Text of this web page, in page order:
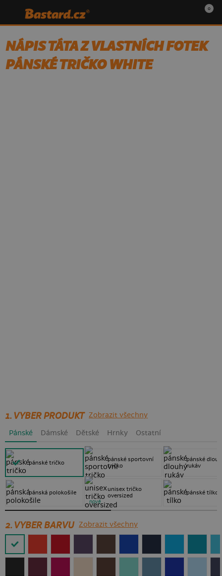
0
NÁPIS TÁTA Z VLASTNÍCH FOTEK
PÁNSKÉ TRIČKO WHITE
1. VYBER PRODUKT Zobrazit všechny
Pánské Dámské Dětské Hrnky Ostatní
pánské tričko
pánská polokošile
pánské sportovní
tričko
unisex tričko
oversized
nové
pánské
rukáv
pánské tílko
2. VYBER BARVU Zobrazit všechny